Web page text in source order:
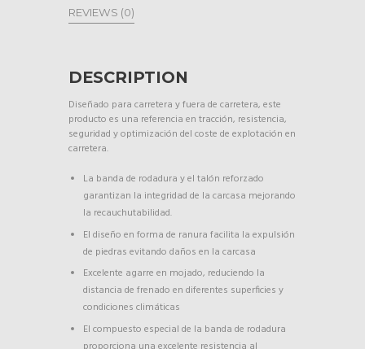
REVIEWS (0)
DESCRIPTION
Diseñado para carretera y fuera de carretera, este
producto es una referencia en tracción, resistencia,
seguridad y optimización del coste de explotación en
carretera.
La banda de rodadura y el talón reforzado
garantizan la integridad de la carcasa mejorando
la recauchutabilidad.
El diseño en forma de ranura facilita la expulsión
de piedras evitando daños en la carcasa
Excelente agarre en mojado, reduciendo la
distancia de frenado en diferentes superficies y
condiciones climáticas
El compuesto especial de la banda de rodadura